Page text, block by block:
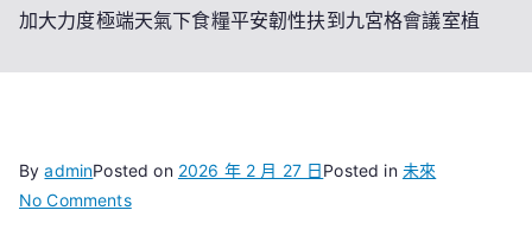
加大力度極端天氣下食糧平安韌性扶到九宮格會議室植
ByadminPosted on 2026 年 2 月 27 日Posted in 未來
No Commentson